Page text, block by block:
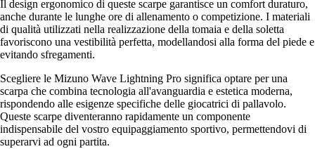
Il design ergonomico di queste scarpe garantisce un comfort duraturo,
anche durante le lunghe ore di allenamento o competizione. I materiali
di qualità utilizzati nella realizzazione della tomaia e della soletta
favoriscono una vestibilità perfetta, modellandosi alla forma del piede e
evitando sfregamenti.
Scegliere le Mizuno Wave Lightning Pro significa optare per una
scarpa che combina tecnologia all'avanguardia e estetica moderna,
rispondendo alle esigenze specifiche delle giocatrici di pallavolo.
Queste scarpe diventeranno rapidamente un componente
indispensabile del vostro equipaggiamento sportivo, permettendovi di
superarvi ad ogni partita.